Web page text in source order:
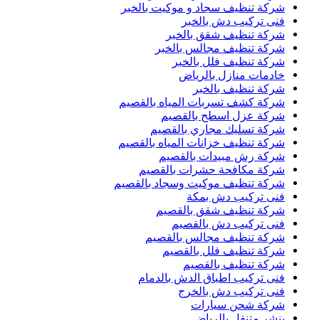
شركة تنظيف سجاد و موكيت بالخبر
فنى تركيب دش بالخبر
شركة تنظيف شقق بالخبر
شركة تنظيف مجالس بالخبر
شركة تنظيف فلل بالخبر
خادمات منازل بالرياض
شركة تنظيف بالخبر
شركة كشف تسربات المياه بالقصيم
شركة عزل اسطح بالقصيم
شركة تسليك مجاري بالقصيم
شركة تنظيف خزانات المياه بالقصيم
شركة رش مبيدات بالقصيم
شركة مكافحة حشرات بالقصيم
شركة تنظيف موكيت وسجاد بالقصيم
فنى تركيب دش بمكة
شركة تنظيف شقق بالقصيم
فنى تركيب دش بالقصيم
شركة تنظيف مجالس بالقصيم
شركة تنظيف فلل بالقصيم
شركة تنظيف بالقصيم
فنى تركيب اطباق الدش بالدمام
فنى تركيب دش بالخرج
شركة شحن سيارات